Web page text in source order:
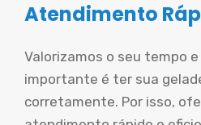
Atendimento
Valorizamos o seu tempo
importante é ter sua
corretamente. Por isso,